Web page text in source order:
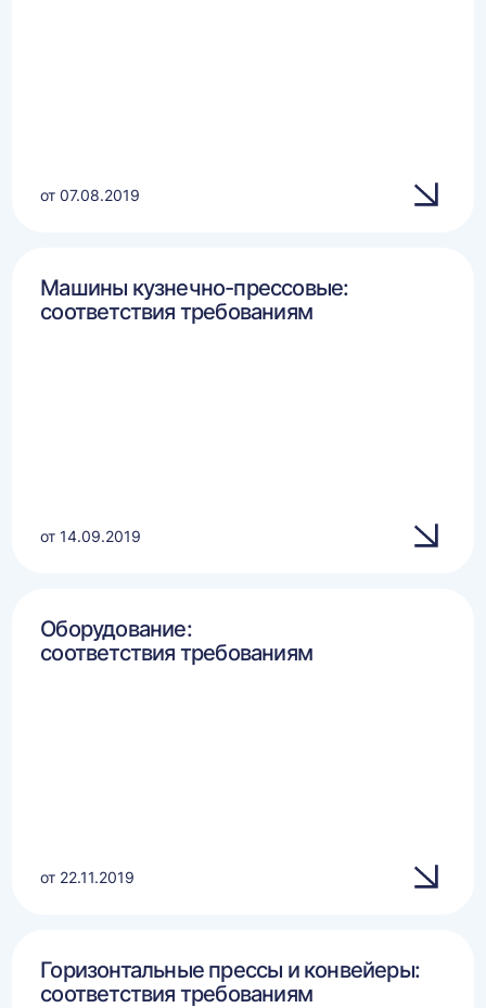
от 07.08.2019
Машины кузнечно-прессовые:
соответствия требованиям
от 14.09.2019
Оборудование:
соответствия требованиям
от 22.11.2019
Горизонтальные прессы и конвейеры:
соответствия требованиям